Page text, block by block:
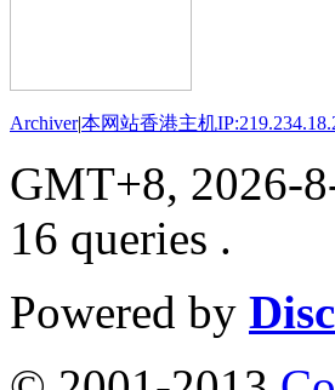
Archiver|本网站香港主机
GMT+8, 2026-
16 queries .
Powered by